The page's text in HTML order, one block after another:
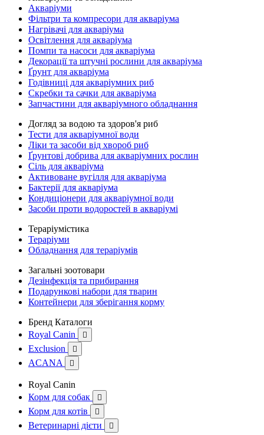
Акваріуми
Фільтри та компресори для акваріума
Нагрівачі для акваріума
Освітлення для акваріума
Помпи та насоси для акваріума
Декорації та штучні рослини для акваріума
Ґрунт для акваріума
Годівниці для акваріумних риб
Скребки та сачки для акваріума
Запчастини для акваріумного обладнання
Догляд за водою та здоров'я риб
Тести для акваріумної води
Ліки та засоби від хвороб риб
Ґрунтові добрива для акваріумних рослин
Сіль для акваріума
Активоване вугілля для акваріума
Бактерії для акваріума
Кондиціонери для акваріумної води
Засоби проти водоростей в акваріумі
Тераріумістика
Тераріуми
Обладнання для тераріумів
Загальні зоотовари
Дезінфекція та прибирання
Подарункові набори для тварин
Контейнери для зберігання корму
Бренд Каталоги
Royal Canin

Exclusion 
ACANA 
Royal Canin
Корм для собак

Корм для котів 
Ветеринарні дієти 